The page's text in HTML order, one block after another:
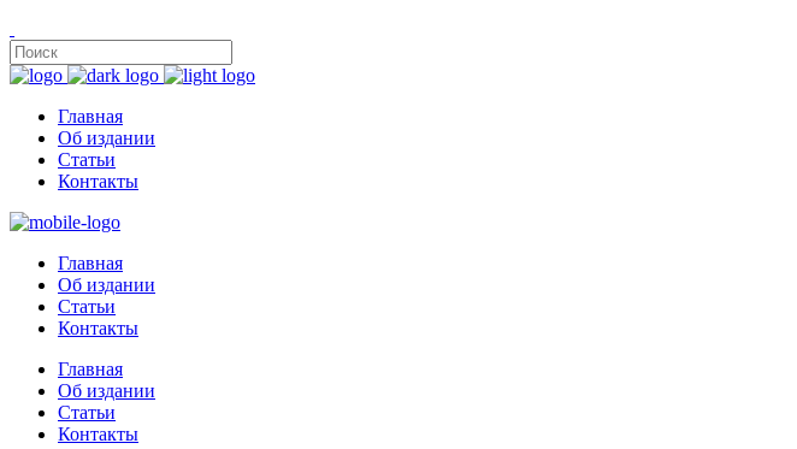
Главная
Об издании
Статьи
Контакты
Главная
Об издании
Статьи
Контакты
Главная
Об издании
Статьи
Контакты